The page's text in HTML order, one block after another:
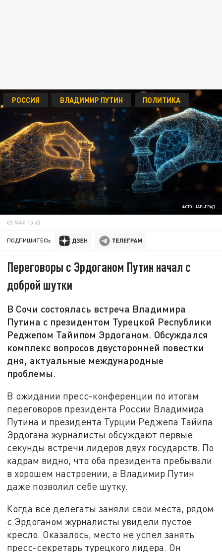
ФОТО: ЦАРЬГРАД
РОССИЯ ВЛАДИМИР ПУТИН ПОЛИТИКА
03 МАЯ 15:43
ПОДПИШИТЕСЬ:
Переговоры с Эрдоганом Путин начал с
доброй шутки
В Сочи состоялась встреча Владимира
Путина с президентом Турецкой Республики
Реджепом Тайипом Эрдоганом. Обсуждался
комплекс вопросов двусторонней повестки
дня, актуальные международные
проблемы.
В ожидании пресс-конференции по итогам
переговоров президента России Владимира
Путина и президента Турции Реджепа Тайипа
Эрдогана журналисты обсуждают первые
секунды встречи лидеров двух государств. По
кадрам видно, что оба президента пребывали
в хорошем настроении, а Владимир Путин
даже позволил себе шутку.
Когда все делегаты заняли свои места, рядом
с Эрдоганом журналисты увидели пустое
кресло. Оказалось, место не успел занять
пресс-секретарь турецкого лидера. Он